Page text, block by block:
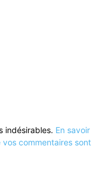
indésirables. En savoir
commentaires sont